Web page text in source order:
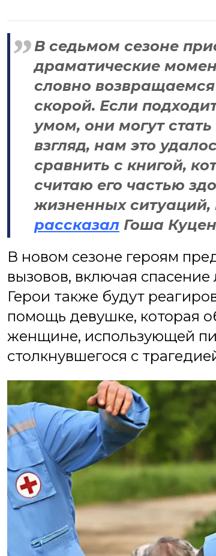
В седьмом сезоне
драматические
словно
скорой. Если
умом, они могут
взгляд, нам это
сравнить с книгой,
считаю его частью
жизненных ситуаций,
рассказал Гоша
В новом сезоне героям
вызовов, включая
Герои также будут
помощь девушке, которая
женщине, использующей
столкнувшегося с